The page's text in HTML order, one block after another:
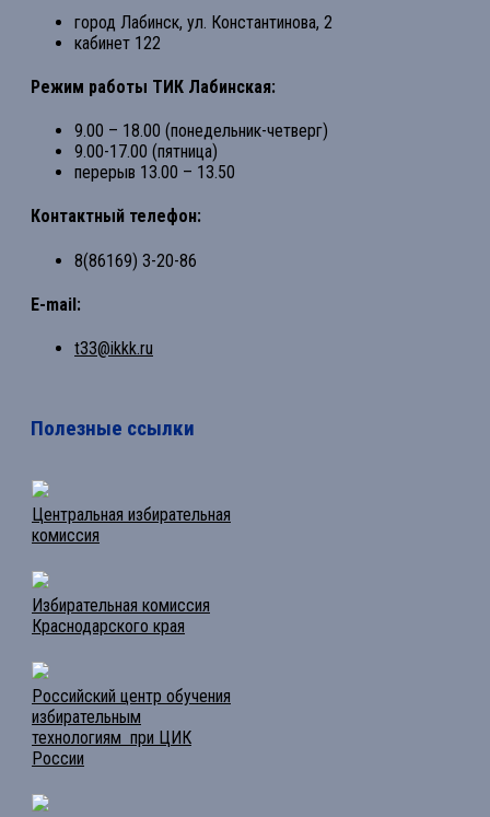
город Лабинск, ул. Константинова, 2
кабинет 122
Режим работы ТИК Лабинская:
9.00 – 18.00 (понедельник-четверг)
9.00-17.00 (пятница)
перерыв 13.00 – 13.50
Контактный телефон:
8(86169) 3-20-86
E-mail:
t33@ikkk.ru
Полезные ссылки
Центральная избирательная
комиссия
Избирательная комиссия
Краснодарского края
Российский центр обучения
избирательным
технологиям при ЦИК
России